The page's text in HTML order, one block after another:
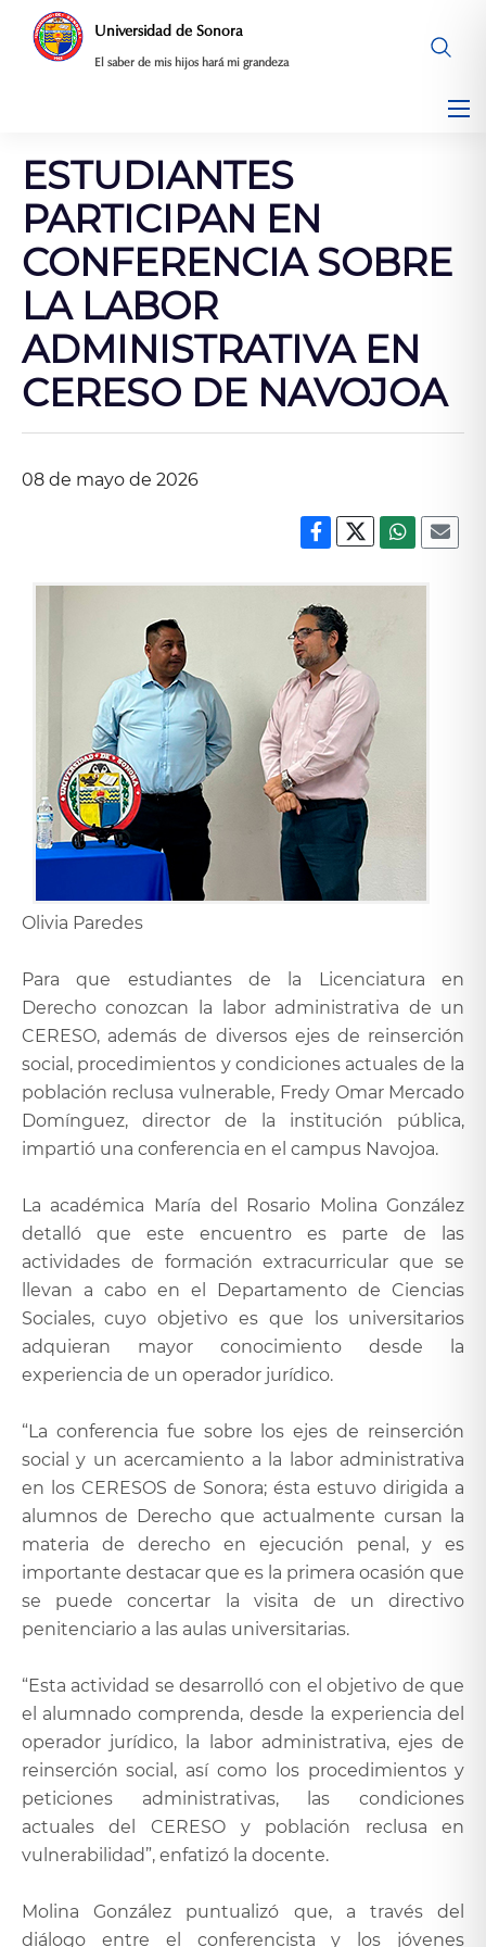
Saltar
contenido
Universidad de Sonora
El saber de mis hijos hará mi grandeza
ESTUDIANTES
PARTICIPAN EN
CONFERENCIA SOBRE
LA LABOR
ADMINISTRATIVA EN
CERESO DE NAVOJOA
08 de mayo de 2026
Olivia Paredes
Para que estudiantes de la Licenciatura en
Derecho conozcan la labor administrativa de un
CERESO, además de diversos ejes de reinserción
social, procedimientos y condiciones actuales de la
población reclusa vulnerable, Fredy Omar Mercado
Domínguez, director de la institución pública,
impartió una conferencia en el campus Navojoa.
La académica María del Rosario Molina González
detalló que este encuentro es parte de las
actividades de formación extracurricular que se
llevan a cabo en el Departamento de Ciencias
Sociales, cuyo objetivo es que los universitarios
adquieran mayor conocimiento desde la
experiencia de un operador jurídico.
“La conferencia fue sobre los ejes de reinserción
social y un acercamiento a la labor administrativa
en los CERESOS de Sonora; ésta estuvo dirigida a
alumnos de Derecho que actualmente cursan la
materia de derecho en ejecución penal, y es
importante destacar que es la primera ocasión que
se puede concertar la visita de un directivo
penitenciario a las aulas universitarias.
“Esta actividad se desarrolló con el objetivo de que
el alumnado comprenda, desde la experiencia del
operador jurídico, la labor administrativa, ejes de
reinserción social, así como los procedimientos y
peticiones administrativas, las condiciones
actuales del CERESO y población reclusa en
vulnerabilidad”, enfatizó la docente.
Molina González puntualizó que, a través del
diálogo entre el conferencista y los jóvenes